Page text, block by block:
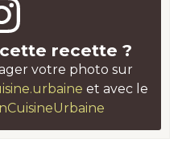
recette ?
votre photo sur
et avec le